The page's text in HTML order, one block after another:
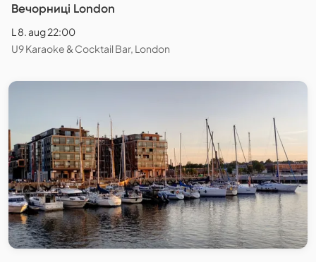
Вечорниці London
L 8. aug 22:00
U9 Karaoke & Cocktail Bar, London